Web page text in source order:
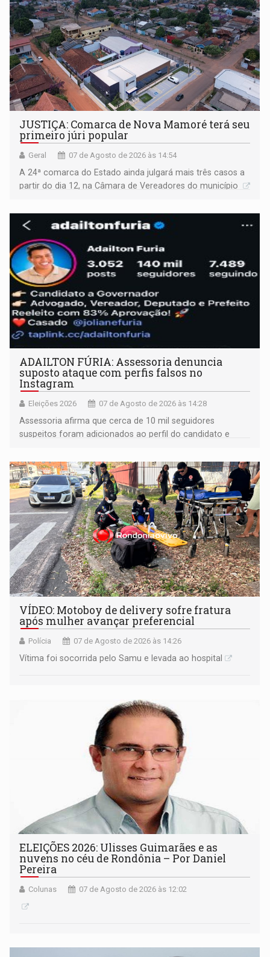
JUSTIÇA: Comarca de Nova Mamoré terá seu
primeiro júri popular
Geral 07 de Agosto de 2026 às 14:54
A 24ª comarca do Estado ainda julgará mais três casos a
partir do dia 12, na Câmara de Vereadores do município
ADAILTON FÚRIA: Assessoria denuncia
suposto ataque com perfis falsos no
Instagram
Eleições 2026 07 de Agosto de 2026 às 14:28
Assessoria afirma que cerca de 10 mil seguidores
suspeitos foram adicionados ao perfil do candidato e
remover as contas
VÍDEO: Motoboy de delivery sofre fratura
após mulher avançar preferencial
Polícia 07 de Agosto de 2026 às 14:26
Vítima foi socorrida pelo Samu e levada ao hospital
ELEIÇÕES 2026: Ulisses Guimarães e as
nuvens no céu de Rondônia – Por Daniel
Pereira
Colunas 07 de Agosto de 2026 às 12:02